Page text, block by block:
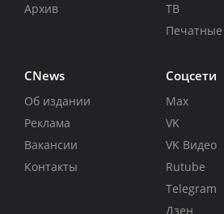
Архив
ТВ
CNews
Об издании
Реклама
Вакансии
Контакты
Соцсети
Max
VK
VK Видео
Rutube
Telegram
Дзен